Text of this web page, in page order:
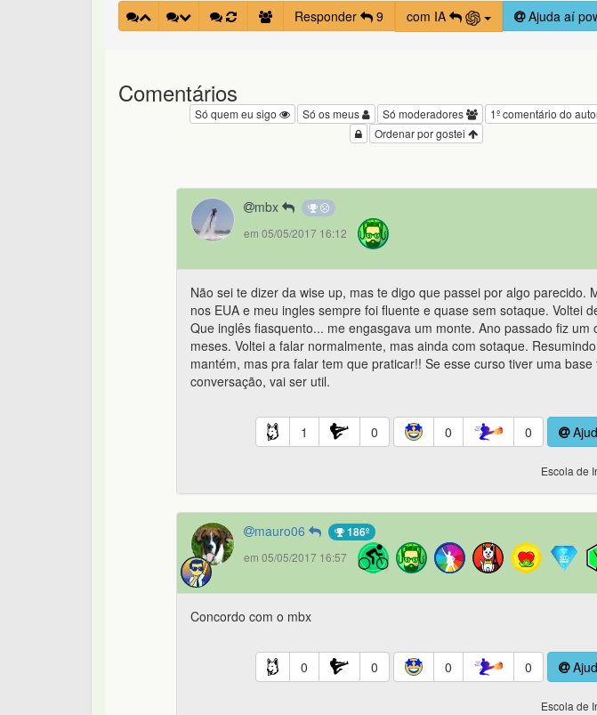
Responder
9 com IA Ajuda aí
Comentários
1º comentário do
Só moderadores
Só os meus
Só quem eu sigo
Ordenar por gostei
mbx
em 05/05/2017 16:12
Não sei te dizer da wise up, mas te digo que passei por algo parecido.
nos EUA e meu ingles sempre foi fluente e quase sem sotaque. Voltei
Que inglês fiasquento... me engasgava um monte. Ano passado fiz um
meses. Voltei a falar normalmente, mas ainda com sotaque.
mantém, mas pra falar tem que praticar!! Se esse curso tiver uma base
conversação, vai ser util.
1 0 0 0
Escola de
mauro06 186º
em 05/05/2017 16:57
Concordo com o mbx
0 0 0 0
Escola de